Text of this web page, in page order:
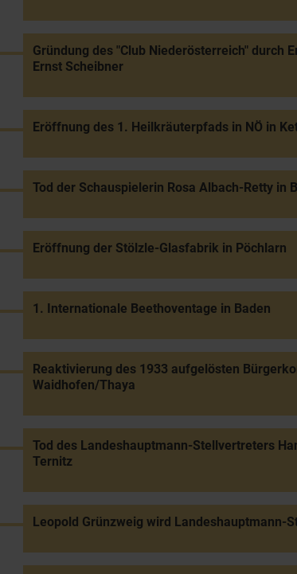
Gründung des "Club Niederösterreich" durch
Ernst Scheibner
Eröffnung des 1. Heilkräuterpfads in NÖ in
Tod der Schauspielerin Rosa Albach-Retty in
Eröffnung der Stölzle-Glasfabrik in Pöchlarn
1. Internationale Beethoventage in Baden
Reaktivierung des 1933 aufgelösten
Waidhofen/Thaya
Tod des Landeshauptmann-Stellvertreters
Ternitz
Leopold Grünzweig wird Landeshauptmann-